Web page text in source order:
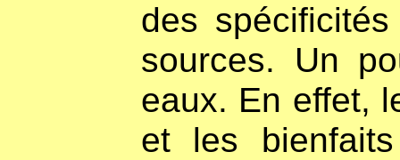
des
sources. Un
eaux. En effet,
et les